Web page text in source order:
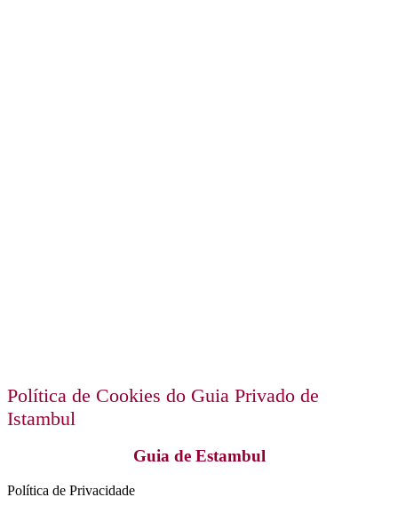
Política de Cookies do Guia Privado de
Istambul
Guia de Estambul
Política de Privacidade